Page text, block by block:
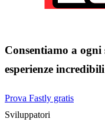
Consentiamo a
esperienze incredibili
Prova Fastly gratis
Sviluppatori